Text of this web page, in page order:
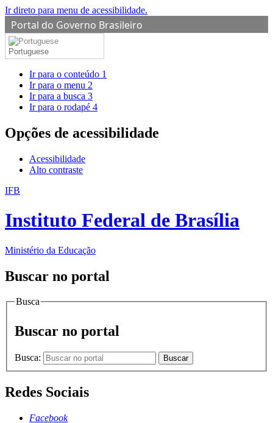
Ir direto para menu de acessibilidade.
Portal do Governo Brasileiro
Portuguese
Ir para o conteúdo 1
Ir para o menu 2
Ir para a busca 3
Ir para o rodapé 4
Opções de acessibilidade
Acessibilidade
Alto contraste
IFB
Instituto Federal de Brasília
Ministério da Educação
Buscar no portal
Busca
Buscar no portal
Busca: Buscar
Redes Sociais
Facebook